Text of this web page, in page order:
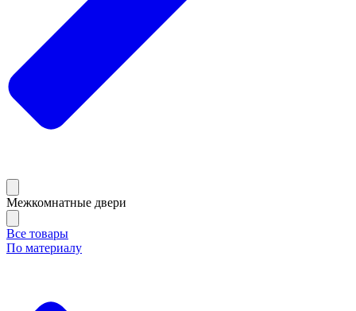
Межкомнатные двери
Все товары
По материалу